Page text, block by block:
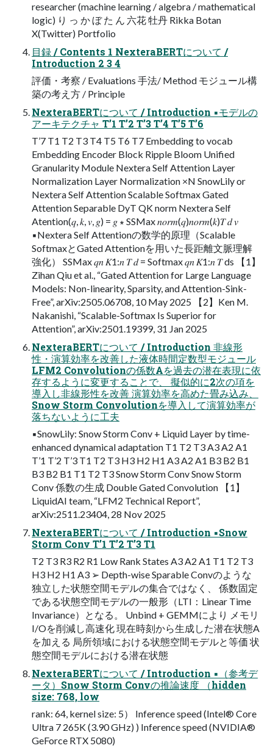
researcher (machine learning / algebra / mathematical
logic) り っ か ぼ た ん 六花 牡丹 Rikka Botan
X(Twitter) Portfolio
目録 / Contents 1 NexteraBERTについて /
Introduction 2 3 4
評価・考察 / Evaluations 手法/ Method モジュール構
築の考え方 / Principle
NexteraBERTについて / Introduction ▪モデルの
アーキテクチャ T’1 T’2 T’3 T’4 T’5 T’6
T’7 T1 T2 T3 T4 T5 T6 T7 Embedding to vocab
Embedding Encoder Block Ripple Bloom Unified
Granularity Module Nextera Self Attention Layer
Normalization Layer Normalization ×N SnowLily or
Nextera Self Attention Scalable Softmax Gated
Attention Separable DyT QK norm Nextera Self
Atention(𝑞, 𝑘, 𝑣, 𝑔) = 𝑔 ∗ SSMax 𝑛𝑜𝑟𝑚(𝑞)𝑛𝑜𝑟𝑚(𝑘)𝑇 𝑑 𝑣
▪Nextera Self Attentionの数学的原理（Scalable
SoftmaxとGated Attentionを用いた長距離文脈理解
強化） SSMax 𝑞𝑛 𝐾1:𝑛 𝑇 𝑑 = Softmax 𝑞𝑛 𝐾1:𝑛 𝑇 ds 【1】
Zihan Qiu et al., “Gated Attention for Large Language
Models: Non-linearity, Sparsity, and Attention-Sink-
Free”, arXiv:2505.06708, 10 May 2025 【2】Ken M.
Nakanishi, “Scalable-Softmax Is Superior for
Attention”, arXiv:2501.19399, 31 Jan 2025
NexteraBERTについて / Introduction 非線形
性・演算効率を改善した液体時間定数型モジュール
LFM2 Convolutionの係数Aを過去の潜在表現に依
存するように変更することで、 擬似的に2次の項を
導入し非線形性を改善 演算効率を高めた畳み込み、
Snow Storm Convolutionを導入して演算効率が
落ちないように工夫
▪SnowLily: Snow Storm Conv + Liquid Layer by time-
enhanced dynamical adaptation T1 T2 T3 A3 A2 A1
T’1 T’2 T’3 T1 T2 T3 H3 H2 H1 A3 A2 A1 B3 B2 B1
B3 B2 B1 T1 T2 T3 Snow Storm Conv Snow Storm
Conv 係数の生成 Double Gated Convolution 【1】
LiquidAI team, “LFM2 Technical Report”,
arXiv:2511.23404, 28 Nov 2025
NexteraBERTについて / Introduction ▪Snow
Storm Conv T’1 T’2 T’3 T1
T2 T3 R3 R2 R1 Low Rank States A3 A2 A1 T1 T2 T3
H3 H2 H1 A3 ➢ Depth-wise Sparable Convのような
独立した状態空間モデルの集合ではなく、 係数固定
である状態空間モデルの一般形（LTI：Linear Time
Invariance）となる。 Unbind + GEMMにより メモリ
I/Oを削減し高速化 現在時刻から生成した潜在状態A
を加える 局所領域における状態空間モデルと等価 状
態空間モデルにおける潜在状態
NexteraBERTについて / Introduction ▪（参考デ
ータ）Snow Storm Convの推論速度 （hidden
size: 768, low
rank: 64, kernel size: 5） Inference speed (Intel® Core
Ultra 7 265K (3.90 GHz) ) Inference speed (NVIDIA®
GeForce RTX 5080)